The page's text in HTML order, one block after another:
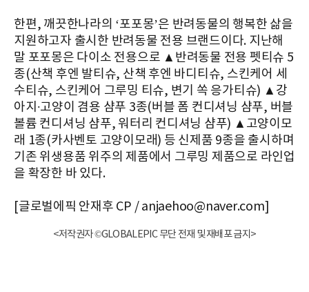
한편, 깨끗한나라의 ‘포포몽’은 반려동물의 행복한 삶을
지원하고자 출시한 반려동물 전용 브랜드이다. 지난해
말 포포몽은 다이소 전용으로 ▲반려동물 전용 펫티슈 5
종(산책 후엔 발티슈, 산책 후엔 바디티슈, 스킨케어 세
수티슈, 스킨케어 그루밍 티슈, 변기 쏙 응가티슈) ▲강
아지∙고양이 겸용 샴푸 3종(버블 폼 컨디셔닝 샴푸, 버블
볼륨 컨디셔닝 샴푸, 워터리 컨디셔닝 샴푸) ▲고양이모
래 1종(카사벤토 고양이모래) 등 신제품 9종을 출시하며
기존 위생용품 위주의 제품에서 그루밍 제품으로 라인업
을 확장한 바 있다.
[글로벌에픽 안재후 CP / anjaehoo@naver.com]
<저작권자 ©GLOBALEPIC 무단 전재 및 재배포 금지>